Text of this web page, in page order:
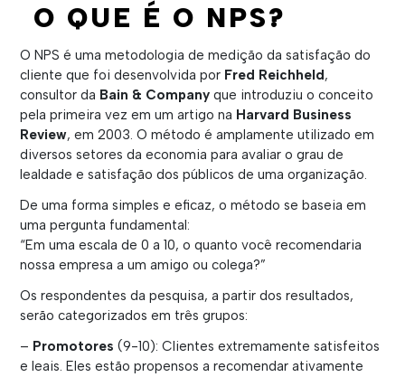
O QUE É O NPS?
O NPS é uma metodologia de medição da satisfação do
cliente que foi desenvolvida por Fred Reichheld ,
consultor da Bain & Company que introduziu o conceito
pela primeira vez em um artigo na Harvard Business
Review, em 2003. O método é amplamente utilizado em
diversos setores da economia para avaliar o grau de
lealdade e satisfação dos públicos de uma organização.
De uma forma simples e eficaz, o método se baseia em
uma pergunta fundamental:
“Em uma escala de 0 a 10, o quanto você recomendaria
nossa empresa a um amigo ou colega?”
Os respondentes da pesquisa, a partir dos resultados,
serão categorizados em três grupos:
– Promotores (9-10): Clientes extremamente satisfeitos
e leais. Eles estão propensos a recomendar ativamente